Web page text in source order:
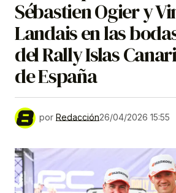
Sébastien Ogier y
Landais en las
del Rally Islas
de España
por Redacción26/04/2026 15:55